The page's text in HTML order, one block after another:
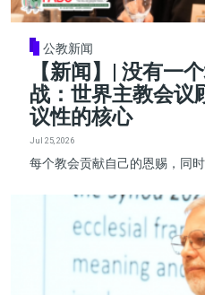
公教新闻
【新闻】| 没有一
战：世界主教会议
议性的核心
Jul 25, 2026
每个教会贡献自己的恩赐，同